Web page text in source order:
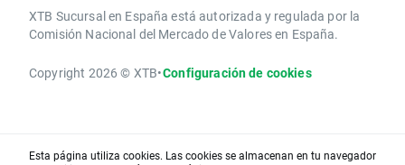
XTB Sucursal en España está autorizada y regulada por la
Comisión Nacional del Mercado de Valores en España.
Copyright 2026 © XTB•Configuración de cookies
Esta página utiliza cookies. Las cookies se almacenan en tu navegador